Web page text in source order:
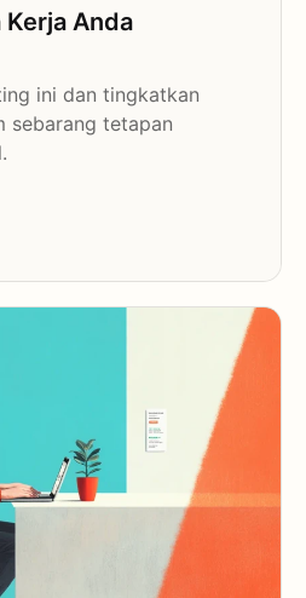
Anda
ini dan tingkatkan
sebarang tetapan